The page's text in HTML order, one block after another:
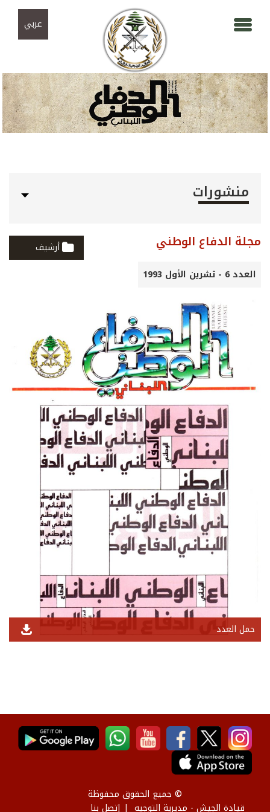
عربي
منشورات
مجلة الدفاع الوطني
أرشيف
العدد 6 - تشرين الأول 1993
حمل العدد
© جميع الحقوق محفوظة
قيادة الجيش - مديرية التوجيه
إتصل بنا